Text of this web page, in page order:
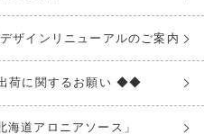
ザインリニューアルのご案内
荷に関するお願い ◆◆
道アロニアソース」